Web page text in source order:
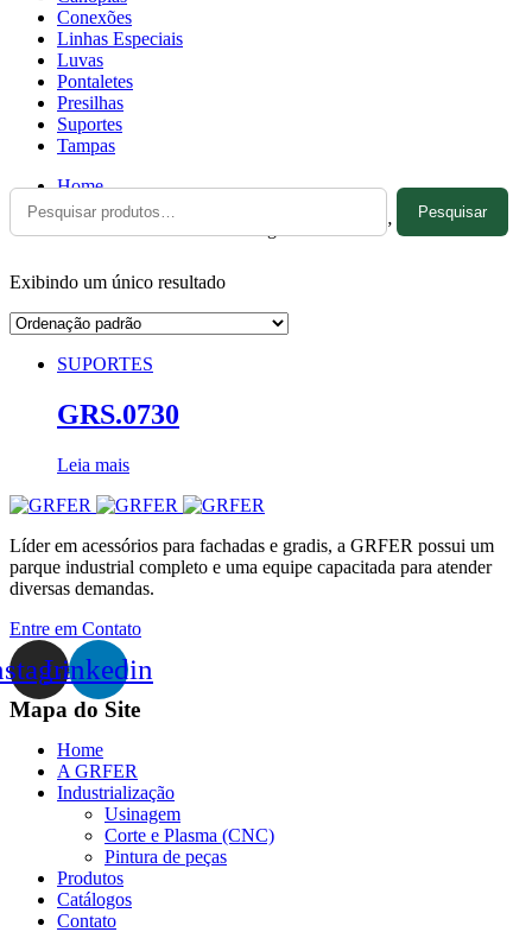
Conexões
Linhas Especiais
Luvas
Pontaletes
Presilhas
Suportes
Tampas
Home
Produtos marcados com a tag “SUP-5050/2”
Pesquisar
por:
Pesquisar
Exibindo um único resultado
SUPORTES
GRS.0730
Leia mais
Líder em acessórios para fachadas e gradis, a GRFER possui um
parque industrial completo e uma equipe capacitada para atender
diversas demandas.
Entre em Contato
Linkedin
Mapa do Site
Home
A GRFER
Industrialização
Usinagem
Corte e Plasma (CNC)
Pintura de peças
Produtos
Catálogos
Contato